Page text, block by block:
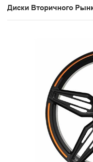
Диски Вторичного